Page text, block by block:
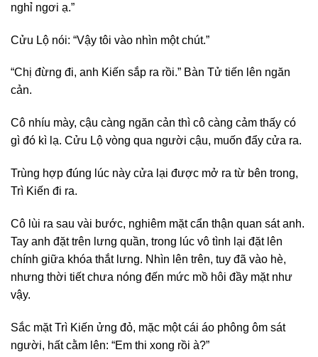
nghỉ ngơi ạ.”
Cửu Lộ nói: “Vậy tôi vào nhìn một chút.”
“Chị đừng đi, anh Kiến sắp ra rồi.” Bàn Tử tiến lên ngăn
cản.
Cô nhíu mày, cậu càng ngăn cản thì cô càng cảm thấy có
gì đó kì lạ. Cửu Lộ vòng qua người cậu, muốn đẩy cửa ra.
Trùng hợp đúng lúc này cửa lại được mở ra từ bên trong,
Trì Kiến đi ra.
Cô lùi ra sau vài bước, nghiêm mặt cẩn thận quan sát anh.
Tay anh đặt trên lưng quần, trong lúc vô tình lại đặt lên
chính giữa khóa thắt lưng. Nhìn lên trên, tuy đã vào hè,
nhưng thời tiết chưa nóng đến mức mồ hôi đầy mặt như
vậy.
Sắc mặt Trì Kiến ửng đỏ, mặc một cái áo phông ôm sát
người, hất cằm lên: “Em thi xong rồi à?”